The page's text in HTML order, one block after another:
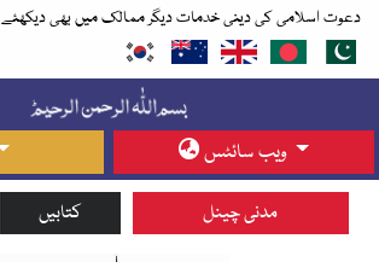
دعوت اسلامی کی دینی خدمات دیگر ممالک میں بھی دیکھئے
ویب سائٹس
کتابیں مدنی چینل